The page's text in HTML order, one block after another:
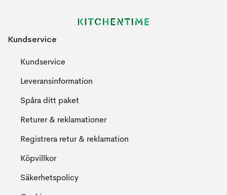
Kundservice
Kundservice
Leveransinformation
Spåra ditt paket
Returer & reklamationer
Registrera retur & reklamation
Köpvillkor
Säkerhetspolicy